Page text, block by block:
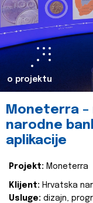
o projektu
Moneterra –
narodne
aplikacije
Projekt: Moneterra
Klijent: Hrvatska
Usluge: dizajn,